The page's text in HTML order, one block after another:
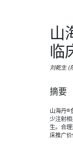
山
临
刘乾生 (
摘要
山海丹®
少注射
生。合
床推广价